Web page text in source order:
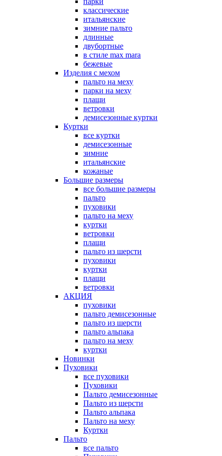
классические
итальянские
зимние пальто
длинные
двубортные
в стиле max mara
бежевые
Изделия с мехом
пальто на меху
парки на меху
плащи
ветровки
демисезонные куртки
Куртки
все куртки
демисезонные
зимние
итальянские
кожаные
Большие размеры
все большие размеры
пальто
пуховики
пальто на меху
куртки
ветровки
плащи
пальто из шерсти
пуховики
куртки
плащи
ветровки
АКЦИЯ
пуховики
пальто демисезонные
пальто из шерсти
пальто альпака
пальто на меху
куртки
Новинки
Пуховики
все пуховики
Пуховики
Пальто демисезонные
Пальто из шерсти
Пальто альпака
Пальто на меху
Куртки
Пальто
все пальто